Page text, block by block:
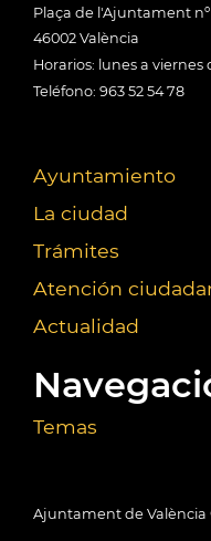
Plaça de l'Ajuntament nº
46002 València
Horarios: lunes a viernes
Teléfono: 963 52 54 78
Ayuntamiento
La ciudad
Trámites
Atención
Actualidad
Temas
Ajuntament de València